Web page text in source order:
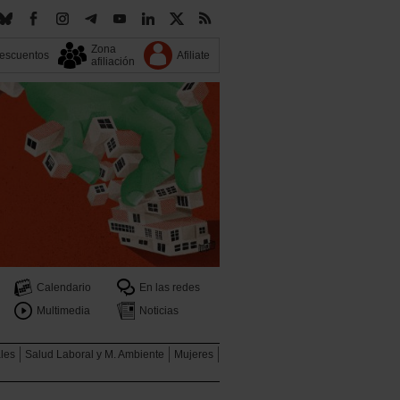
Zona
afiliación
Afiliate
Calendario
En las redes
Multimedia
Noticias
Salud Laboral y M. Ambiente Mujeres